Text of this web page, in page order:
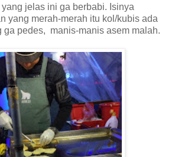
jelas ini ga berbabi. Isinya
yang merah-merah itu kol/kubis ada
ga pedes, manis-manis asem malah.